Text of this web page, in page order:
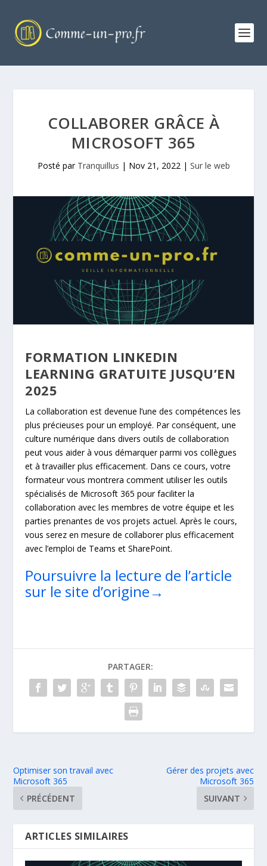
COLLABORER GRÂCE À
MICROSOFT 365
Posté par Tranquillus | Nov 21, 2022| Sur le web
FORMATION LINKEDIN
LEARNING GRATUITE JUSQU’EN
2025
La collaboration est devenue l’une des compétences les
plus précieuses pour un employé. Par conséquent, une
culture numérique dans divers outils de collaboration
peut vous aider à vous démarquer parmi vos collègues
et à travailler plus efficacement. Dans ce cours, votre
formateur vous montrera comment utiliser les outils
spécialisés de Microsoft 365 pour faciliter la
collaboration avec les membres de votre équipe et les
parties prenantes de vos projets actuel. Après le cours,
vous serez en mesure de collaborer plus efficacement
avec l’emploi de Teams et SharePoint.
Poursuivre la lecture de l’article
sur le site d’origine→
PARTAGER:
Optimiser son travail avec
Microsoft 365
PRÉCÉDENT
Gérer des projets avec
Microsoft 365
SUIVANT
ARTICLES SIMILAIRES